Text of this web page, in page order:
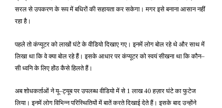
सरल से उपकरण के रूप में बधिरों की सहायता कर सकेगा। मगर इसे बनाना आसान नहीं
रहा है।
पहले तो कंप्यूटर को लाखों घंटे के वीडियो दिखाए गए। इनमें लोग बोल रहे थे और साथ में
लिखा था कि वे क्या बोल रहे हैं। इसके आधार पर कंप्यूटर को स्वयं सीखना था कि कौन–
सी ध्वनि के लिए होंठ कैसे हिलते हैं।
अब शोधकर्ताओं ने यू–ट्यूब पर उपलब्ध वीडियो में से 1लाख40हज़ार घंटे का फुटेज
लिया। इनमें लोग विभिन्न परिस्थितियों में बातें करते दिखाई देते हैं। इसके बाद उन्होंने